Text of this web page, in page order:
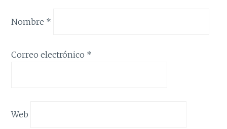
Nombre *
Correo electrónico *
Web